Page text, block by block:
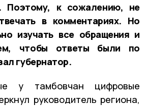
Поэтому, к сожалению, не
в комментариях. Но
изучать все обращения и
чтобы ответы были по
губернатор.
у тамбовчан цифровые
руководитель региона,